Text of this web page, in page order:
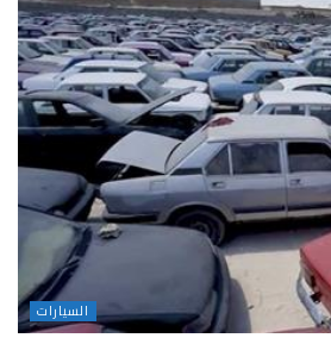
السيارات